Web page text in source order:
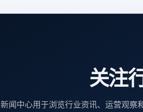
关注
新闻中心用于浏览行业资讯、运营观察